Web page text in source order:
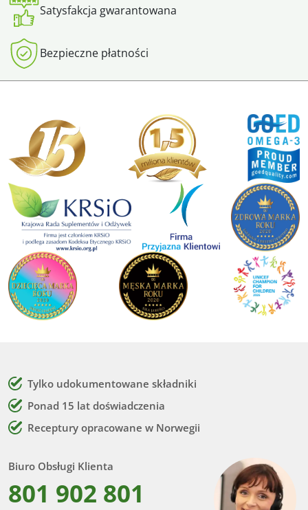
Satysfakcja gwarantowana
Bezpieczne płatności
Tylko udokumentowane składniki
Ponad 15 lat doświadczenia
Receptury opracowane w Norwegii
Biuro Obsługi Klienta
801 902 801